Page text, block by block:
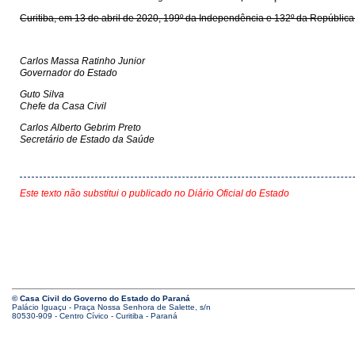
Curitiba, em 13 de abril de 2020, 199º da Independência e 132º da
Carlos Massa Ratinho Junior
Governador do Estado
Guto Silva
Chefe da Casa Civil
Carlos Alberto Gebrim Preto
Secretário de Estado da Saúde
Este texto não substitui o publicado no Diário Oficial do Estado
© Casa Civil do Governo do Estado do Paraná
Palácio Iguaçu - Praça Nossa Senhora de Salette, s/n
80530-909 - Centro Cívico - Curitiba - Paraná